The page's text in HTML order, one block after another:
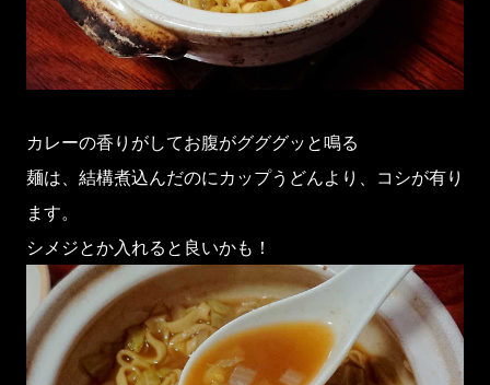
カレーの香りがしてお腹がグググッと鳴る
麺は、結構煮込んだのにカップうどんより、コシが有り
ます。
シメジとか入れると良いかも！